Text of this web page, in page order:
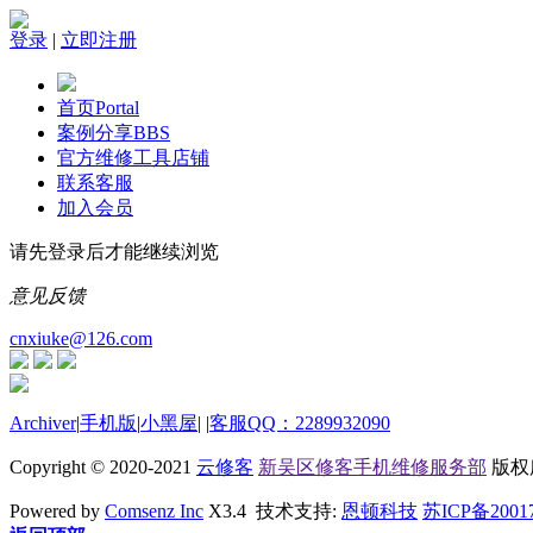
登录 | 立即注册
首页Portal
案例分享BBS
官方维修工具店铺
联系客服
加入会员
请先登录后才能继续浏览
意见反馈
cnxiuke@126.com
Archiver|手机版|小黑屋| |客服QQ：2289932090
Copyright © 2020-2021 云修客 新吴区修客手机维修服务部 版权
Powered by Comsenz Inc X3.4 技术支持: 恩顿科技 苏ICP备